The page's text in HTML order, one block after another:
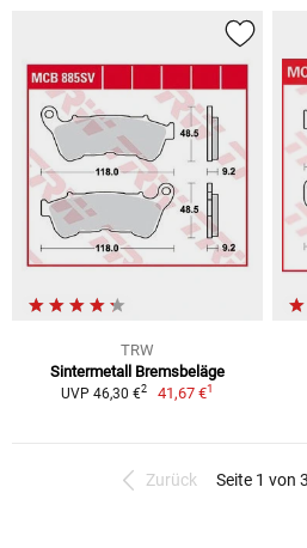
TRW
Sintermetall Bremsbeläge
UVP 46,30 €2 41,67 €1
Zurück Seite 1 von 3